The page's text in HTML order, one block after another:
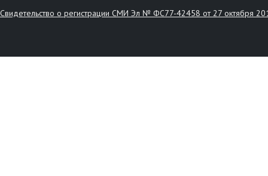
Свидетельство о регистрации СМИ Эл № ФС77-42458 от 27 октября